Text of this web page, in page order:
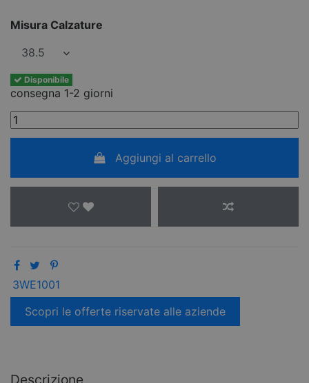
Misura Calzature
Disponibile
consegna 1-2 giorni
Aggiungi al carrello
3WE1001
Scopri le offerte riservate alle aziende
Descrizione